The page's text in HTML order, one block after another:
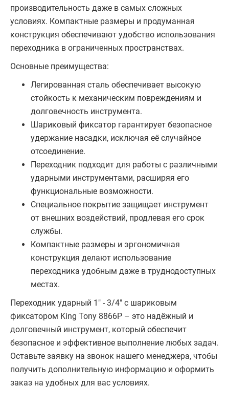
производительность даже в самых сложных
условиях. Компактные размеры и продуманная
конструкция обеспечивают удобство использования
переходника в ограниченных пространствах.
Основные преимущества:
Легированная сталь обеспечивает высокую
стойкость к механическим повреждениям и
долговечность инструмента.
Шариковый фиксатор гарантирует безопасное
удержание насадки, исключая её случайное
отсоединение.
Переходник подходит для работы с различными
ударными инструментами, расширяя его
функциональные возможности.
Специальное покрытие защищает инструмент
от внешних воздействий, продлевая его срок
службы.
Компактные размеры и эргономичная
конструкция делают использование
переходника удобным даже в труднодоступных
местах.
Переходник ударный 1" - 3/4" с шариковым
фиксатором King Tony 8866P – это надёжный и
долговечный инструмент, который обеспечит
безопасное и эффективное выполнение любых задач.
Оставьте заявку на звонок нашего менеджера, чтобы
получить дополнительную информацию и оформить
заказ на удобных для вас условиях.